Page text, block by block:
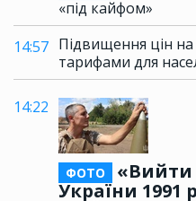
«під кайфом»
14:57 Підвищення цін
тарифами для
14:22
ФОТО
«Вийти
України 1991